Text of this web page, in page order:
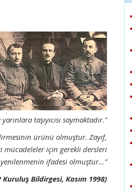
taşıyıcısı saymaktadır.”
ürünü olmuştur. Zayıf,
mücadeleler için gerekli dersleri
ifadesi olmuştur...”
Kuruluş Bildirgesi, Kasım 1998)